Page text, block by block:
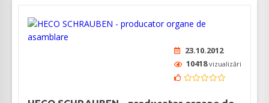
23.10.2012
10418vizualizări